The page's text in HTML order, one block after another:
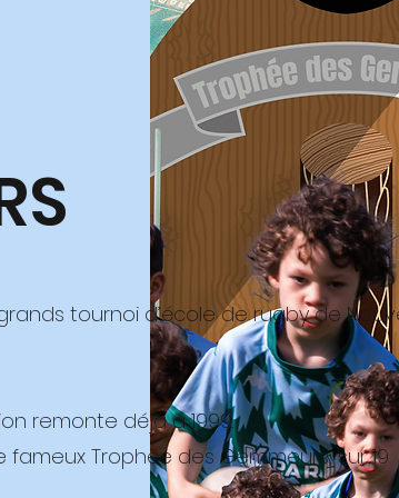
tournoi d’école de rugby de
remonte déjà à 1999.
Trophée des Gemmeurs, sur 19